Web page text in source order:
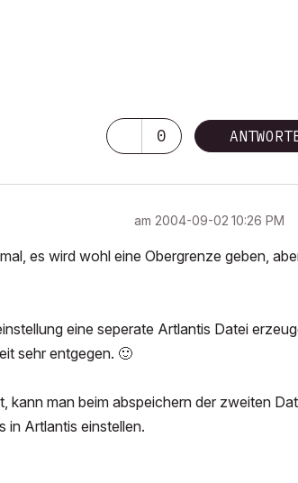
0
am ‎2004-09-02 10:26 PM
es wird wohl eine Obergrenze geben,
eine seperate Artlantis Datei
sehr entgegen. 🙂
kann man beim abspeichern der zweiten
in Artlantis einstellen.